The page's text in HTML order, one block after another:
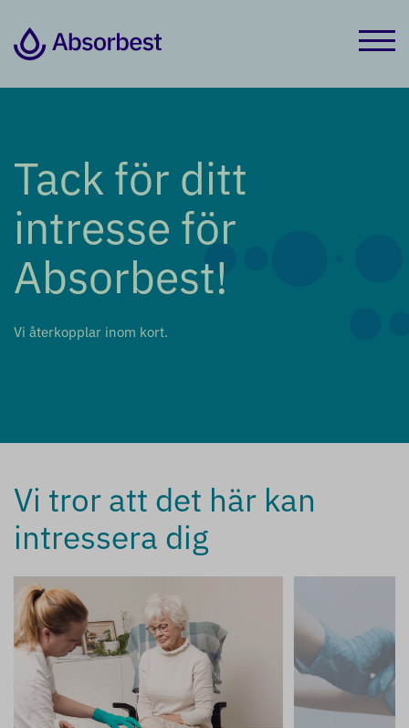
Tack för ditt
intresse för
Absorbest!
Vi återkopplar inom kort.
Vi tror att det här kan
intressera dig